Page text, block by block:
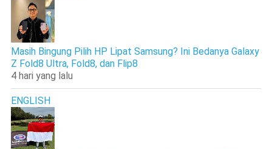
Masih Bingung Pilih HP Lipat Samsung? Ini Bedanya Galaxy
Z Fold8 Ultra, Fold8, dan Flip8
4 hari yang lalu
ENGLISH